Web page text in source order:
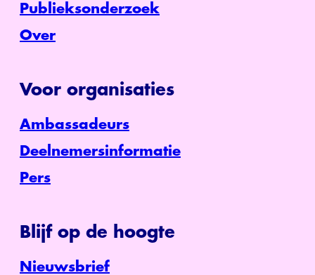
Publieksonderzoek
Over
Voor organisaties
Ambassadeurs
Deelnemersinformatie
Pers
Blijf op de hoogte
Nieuwsbrief